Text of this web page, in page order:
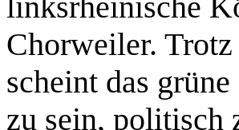
Chorweiler.
scheint das
zu sein, politisch